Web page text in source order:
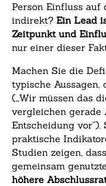
Person Einfluss auf
indirekt? Ein Lead
Zeitpunkt und
nur einer dieser
Machen Sie die
typische Aussagen,
(„Wir müssen das
vergleichen gerade
Entscheidung
praktische
Studien zeigen,
gemeinsam
höhere